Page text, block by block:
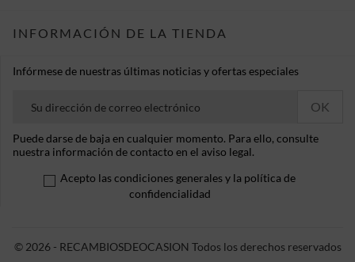
INFORMACIÓN DE LA TIENDA
Infórmese de nuestras últimas noticias y ofertas especiales
Puede darse de baja en cualquier momento. Para ello, consulte
nuestra información de contacto en el aviso legal.
Acepto las condiciones generales y la política de
confidencialidad
© 2026 - RECAMBIOSDEOCASION Todos los derechos reservados